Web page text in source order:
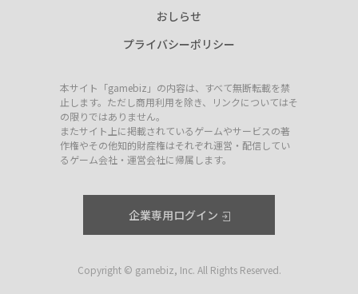
おしらせ
プライバシーポリシー
本サイト「gamebiz」の内容は、すべて無断転載を禁
止します。ただし商用利用を除き、リンクについてはそ
の限りではありません。
またサイト上に掲載されているゲームやサービスの著
作権やその他知的財産権はそれぞれ運営・配信してい
るゲーム会社・運営会社に帰属します。
企業専用ログイン
Copyright © gamebiz, Inc. All Rights Reserved.